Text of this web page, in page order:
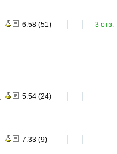
6.58 (51) -
3 отз.
5.54 (24)
-
7.33 (9)
-